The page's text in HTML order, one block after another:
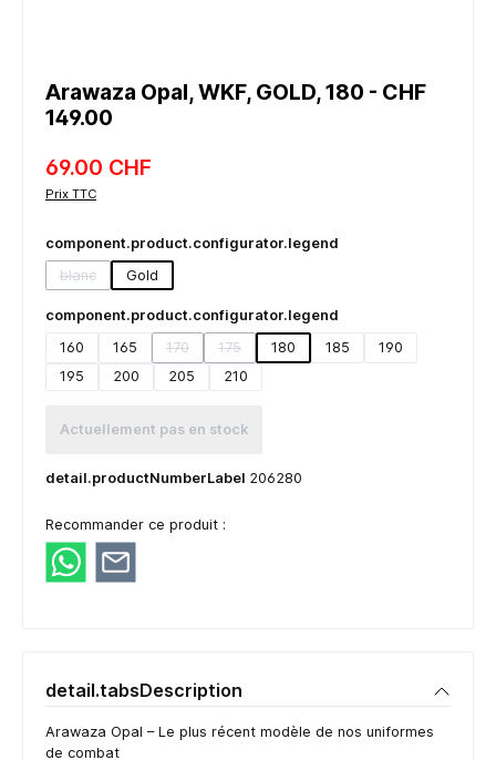
Arawaza Opal, WKF, GOLD, 180 - CHF
149.00
69.00 CHF
Prix TTC
component.product.configurator.legend
blanc
(detail.unavailableTooltip)
Gold
component.product.configurator.legend
160
165 170
(detail.unavailableTooltip)
175
(detail.unavailableTooltip)
180 185
190
195
200 205 210
Actuellement pas en stock
detail.productNumberLabel 206280
Recommander ce produit :
detail.tabsDescription
Arawaza Opal – Le plus récent modèle de nos uniformes
de combat